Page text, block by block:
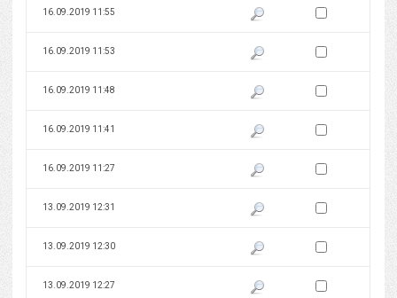
16.09.2019 11:55 Pokaż podgląd wersji z dnia
Zaznacz wersję do
16.09.2019 11:53 Pokaż podgląd wersji z dnia
Zaznacz wersję do
16.09.2019 11:48 Pokaż podgląd wersji z dnia
Zaznacz wersję do
16.09.2019 11:41 Pokaż podgląd wersji z dnia
Zaznacz wersję do
16.09.2019 11:27 Pokaż podgląd wersji z dnia
Zaznacz wersję do
13.09.2019 12:31 Pokaż podgląd wersji z dnia
Zaznacz wersję do
13.09.2019 12:30 Pokaż podgląd wersji z dnia
Zaznacz wersję do
13.09.2019 12:27 Pokaż podgląd wersji z dnia
Zaznacz wersję do